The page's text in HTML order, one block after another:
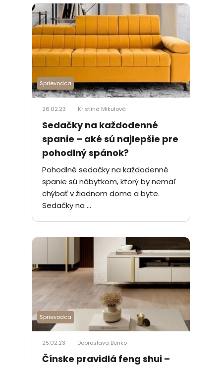
Sprievodca
26.02.23 Kristína Mikulová
Sedačky na každodenné
spanie – aké sú najlepšie pre
pohodlný spánok?
Pohodlné sedačky na každodenné
spanie sú nábytkom, ktorý by nemaľ
chýbať v žiadnom dome a byte.
Sedačky na ...
Sprievodca
25.02.23 Dobroslava Benko
Čínske pravidlá feng shui –